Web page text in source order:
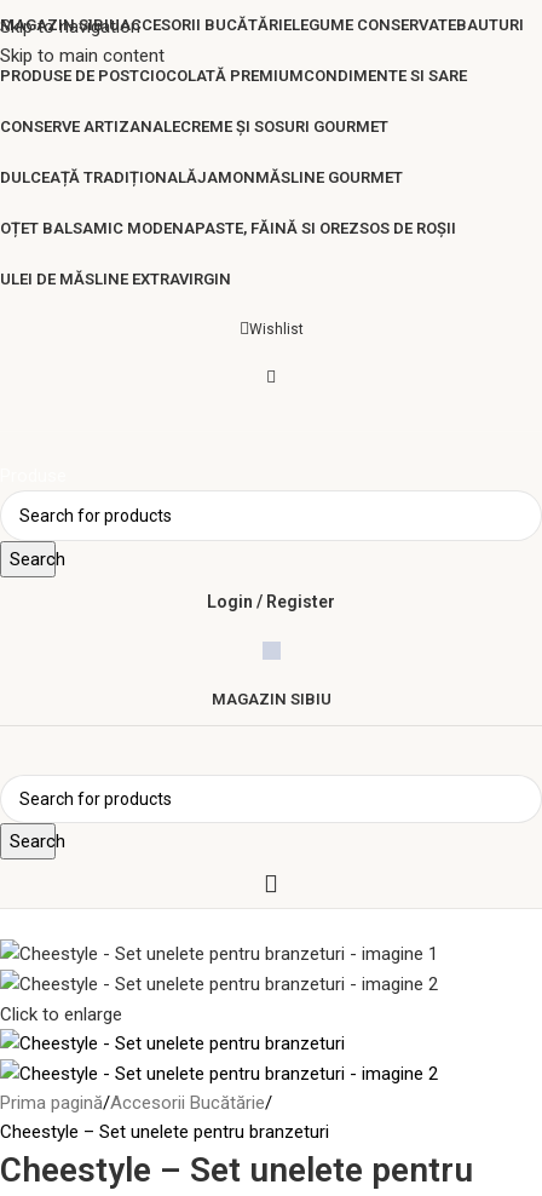
Skip to navigation
Skip to main content
MAGAZIN SIBIUACCESORII BUCĂTĂRIELEGUME CONSERVATEBAUTURI
PRODUSE DE POSTCIOCOLATĂ PREMIUMCONDIMENTE SI SARE
CONSERVE ARTIZANALECREME ȘI SOSURI GOURMET
DULCEAȚĂ TRADIȚIONALĂJAMONMĂSLINE GOURMET
OȚET BALSAMIC MODENAPASTE, FĂINĂ SI OREZSOS DE ROȘII
ULEI DE MĂSLINE EXTRAVIRGIN
Wishlist
Search
Login / Register
MAGAZIN SIBIU
Search
Click to enlarge
Prima pagină Accesorii Bucătărie
Cheestyle – Set unelete pentru branzeturi
Cheestyle – Set unelete pentru